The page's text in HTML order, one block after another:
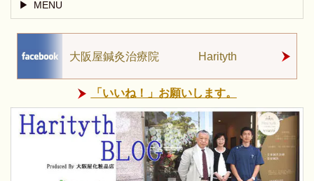
MENU
大阪屋鍼灸治療院 Harityth
「いいね！」お願いします。